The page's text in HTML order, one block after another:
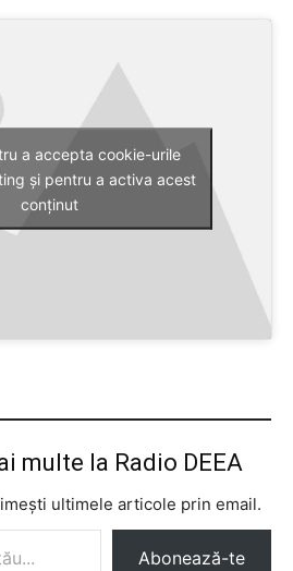
a accepta cookie-urile
și pentru a activa acest
conținut
multe la Radio DEEA
ultimele articole prin email.
Abonează-te